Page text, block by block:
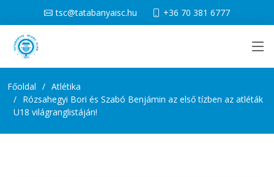
tsc@tatabanyaisc.hu +36 70 381 6777
Főoldal
Atlétika
Rózsahegyi Bori és Szabó Benjámin az első tízben az atléták
U18 világranglistáján!